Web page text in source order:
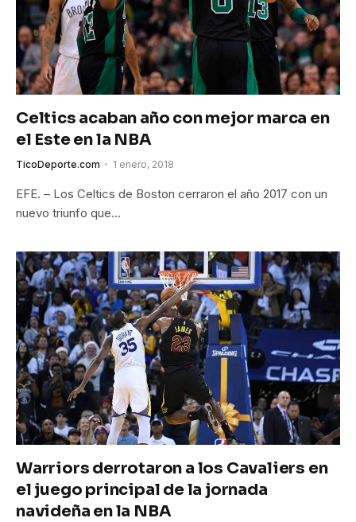
Celtics acaban año con mejor marca en
el Este en la NBA
TicoDeporte.com 1 enero, 2018
EFE. – Los Celtics de Boston cerraron el año 2017 con un
nuevo triunfo que…
Warriors derrotaron a los Cavaliers en
el juego principal de la jornada
navideña en la NBA